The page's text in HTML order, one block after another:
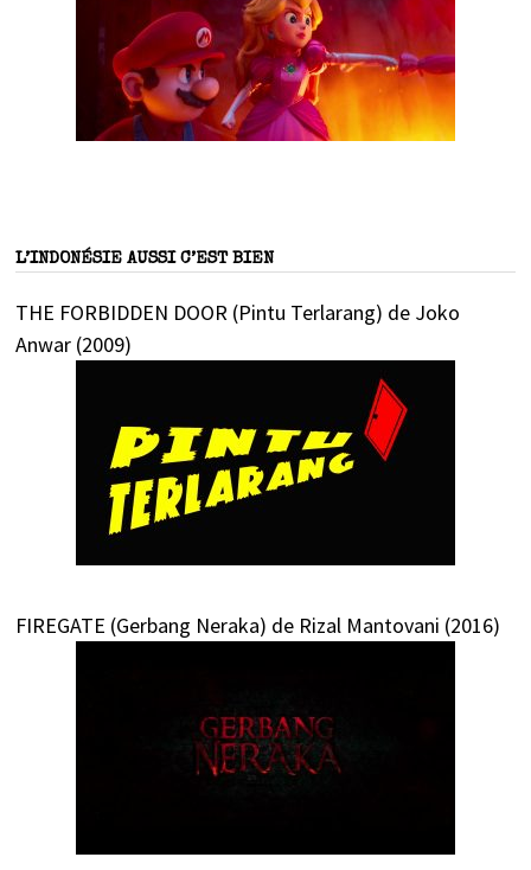
L’INDONÉSIE AUSSI C’EST BIEN
THE FORBIDDEN DOOR (Pintu Terlarang) de Joko
Anwar (2009)
FIREGATE (Gerbang Neraka) de Rizal Mantovani (2016)